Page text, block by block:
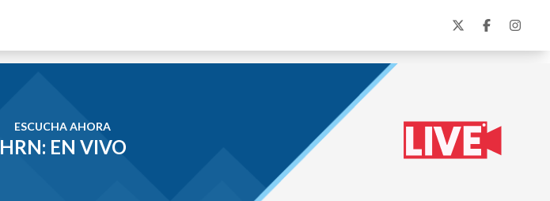
ESCUCHA AHORA
HRN: EN VIVO